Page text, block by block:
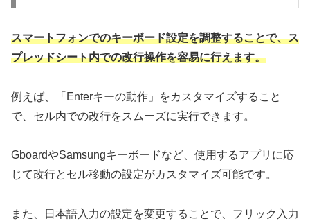
スマートフォンでのキーボード設定を調整することで、ス
プレッドシート内での改行操作を容易に行えます。
例えば、「Enterキーの動作」をカスタマイズすること
で、セル内での改行をスムーズに実行できます。
GboardやSamsungキーボードなど、使用するアプリに応
じて改行とセル移動の設定がカスタマイズ可能です。
また、日本語入力の設定を変更することで、フリック入力